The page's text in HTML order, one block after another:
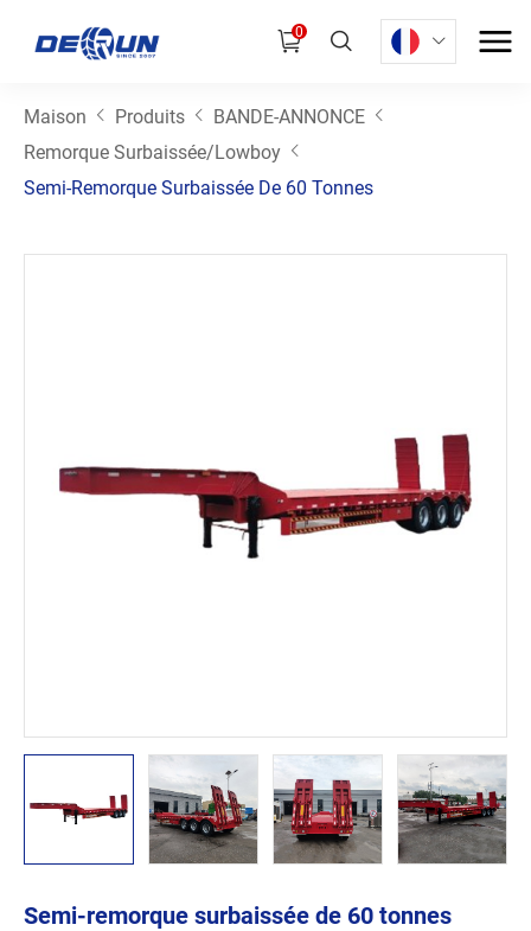
0
Maison Produits
BANDE-ANNONCE
Remorque Surbaissée/Lowboy
Semi-Remorque Surbaissée De 60 Tonnes
Semi-remorque surbaissée de 60 tonnes